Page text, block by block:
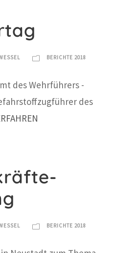
BERICHTE 2018
des Wehrführers -
des
BERICHTE 2018